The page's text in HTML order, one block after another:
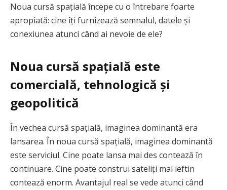
Noua cursă spațială începe cu o întrebare foarte
apropiată: cine îți furnizează semnalul, datele și
conexiunea atunci când ai nevoie de ele?
Noua cursă spațială este
comercială, tehnologică și
geopolitică
În vechea cursă spațială, imaginea dominantă era
lansarea. În noua cursă spațială, imaginea dominantă
este serviciul. Cine poate lansa mai des contează în
continuare. Cine poate construi sateliți mai ieftin
contează enorm. Avantajul real se vede atunci când